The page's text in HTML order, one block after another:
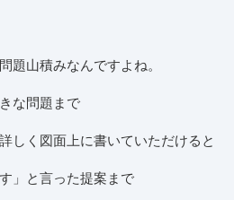
題山積みなんですよね。
な問題まで
しく図面上に書いていただけると
」と言った提案まで